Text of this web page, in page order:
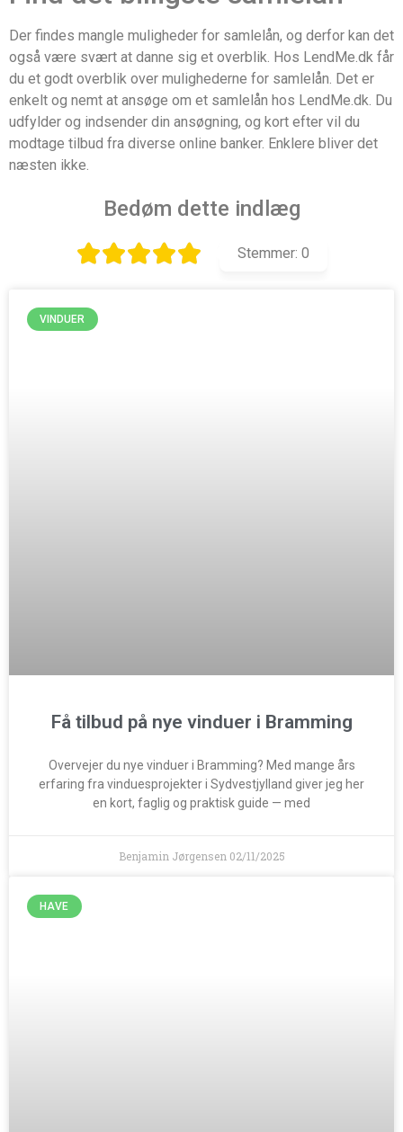
Der findes mangle muligheder for samlelån, og derfor kan det
også være svært at danne sig et overblik. Hos LendMe.dk får
du et godt overblik over mulighederne for samlelån. Det er
enkelt og nemt at ansøge om et samlelån hos LendMe.dk. Du
udfylder og indsender din ansøgning, og kort efter vil du
modtage tilbud fra diverse online banker. Enklere bliver det
næsten ikke.
Bedøm dette indlæg
Stemmer: 0
VINDUER
Få tilbud på nye vinduer i Bramming
Overvejer du nye vinduer i Bramming? Med mange års
erfaring fra vinduesprojekter i Sydvestjylland giver jeg her
en kort, faglig og praktisk guide — med
Benjamin Jørgensen 02/11/2025
HAVE